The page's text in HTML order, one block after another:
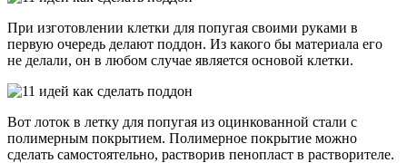
При изготовлении клетки для попугая своими руками в
первую очередь делают поддон. Из какого бы материала его
не делали, он в любом случае является основой клетки.
Вот лоток в летку для попугая из оцинкованной стали с
полимерным покрытием. Полимерное покрытие можно
сделать самостоятельно, растворив пенопласт в растворителе.